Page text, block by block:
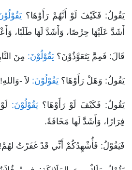
يَقُولُ: فَكَيْفَ لَوْ أَنَّهُمْ رَأَوْهَا؟
أَشَدَّ عَلَيْهَا حِرْصًا، وَأَشَدَّ لَهَا طَلَبًا،
قَالَ: فَمِمَّ يَتَعَوَّذُوْنَ؟ يَقُوْلُوْنَ: مِنَ
يَقُولُ: وَهَلْ رَأَوْهَا؟ يَقُوْلُوْنَ: لاَ -
يَقُولُ: فَكَيْفَ لَوْ رَأَوْهَا؟ يَقُوْلُوْنَ:
فِرَارًا، وَأَشَدَّ لَها مَخَافَةً.
فَيَقُوْلُ: فَأُشْهِدُكُمْ أَنِّي قَدْ غَفَرْتُ لهُمْ!